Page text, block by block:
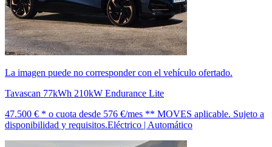
La imagen puede no corresponder con el vehículo ofertado.
Tavascan 77kWh 210kW Endurance Lite
47.500 € * o cuota desde 576 €/mes ** MOVES aplicable. Sujeto a
disponibilidad y requisitos.Eléctrico | Automático